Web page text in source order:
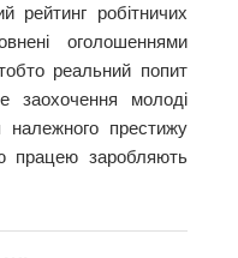
рейтинг робітничих
оголошеннями
реальний попит
заохочення молоді
престижу
працею заробляють